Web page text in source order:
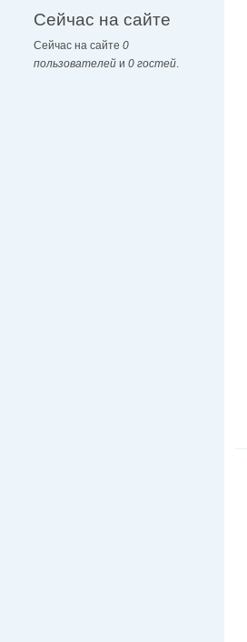
Сейчас на сайте
Сейчас на сайте 0
пользователей и 0 гостей